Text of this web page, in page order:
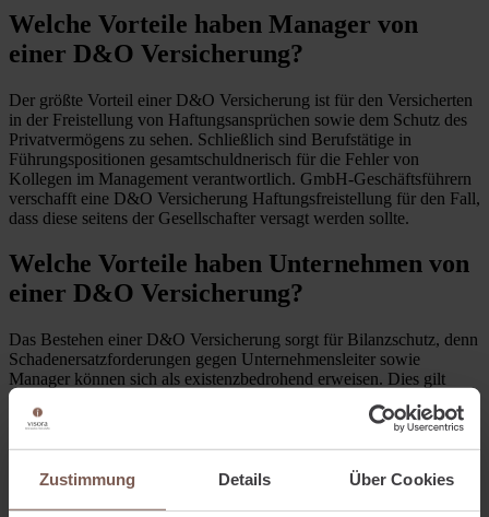
Zustimmung Details Über Cookies
Welche Vorteile haben Manager von
einer D&O Versicherung?
Der größte Vorteil einer D&O Versicherung ist für den Versicherten
in der Freistellung von Haftungsansprüchen sowie dem Schutz des
Privatvermögens zu sehen. Schließlich sind Berufstätige in
Führungspositionen gesamtschuldnerisch für die Fehler von
Kollegen im Management verantwortlich. GmbH-Geschäftsführern
verschafft eine D&O Versicherung Haftungsfreistellung für den Fall,
dass diese seitens der Gesellschafter versagt werden sollte.
Welche Vorteile haben Unternehmen von
einer D&O Versicherung?
Das Bestehen einer D&O Versicherung sorgt für Bilanzschutz, denn
Schadenersatzforderungen gegen Unternehmensleiter sowie
Manager können sich als existenzbedrohend erweisen. Dies gilt
gerade dann, wenn hohe Schadenssummen aus Haftungsfällen die
eigene Leistungsfähigkeit übersteigen. Eine D&O Versicherung
verhindert erfolglose Vollstreckungen gegen das Management und
unterschätzen sind ferner mögliche Auswirkungen auf das eigene